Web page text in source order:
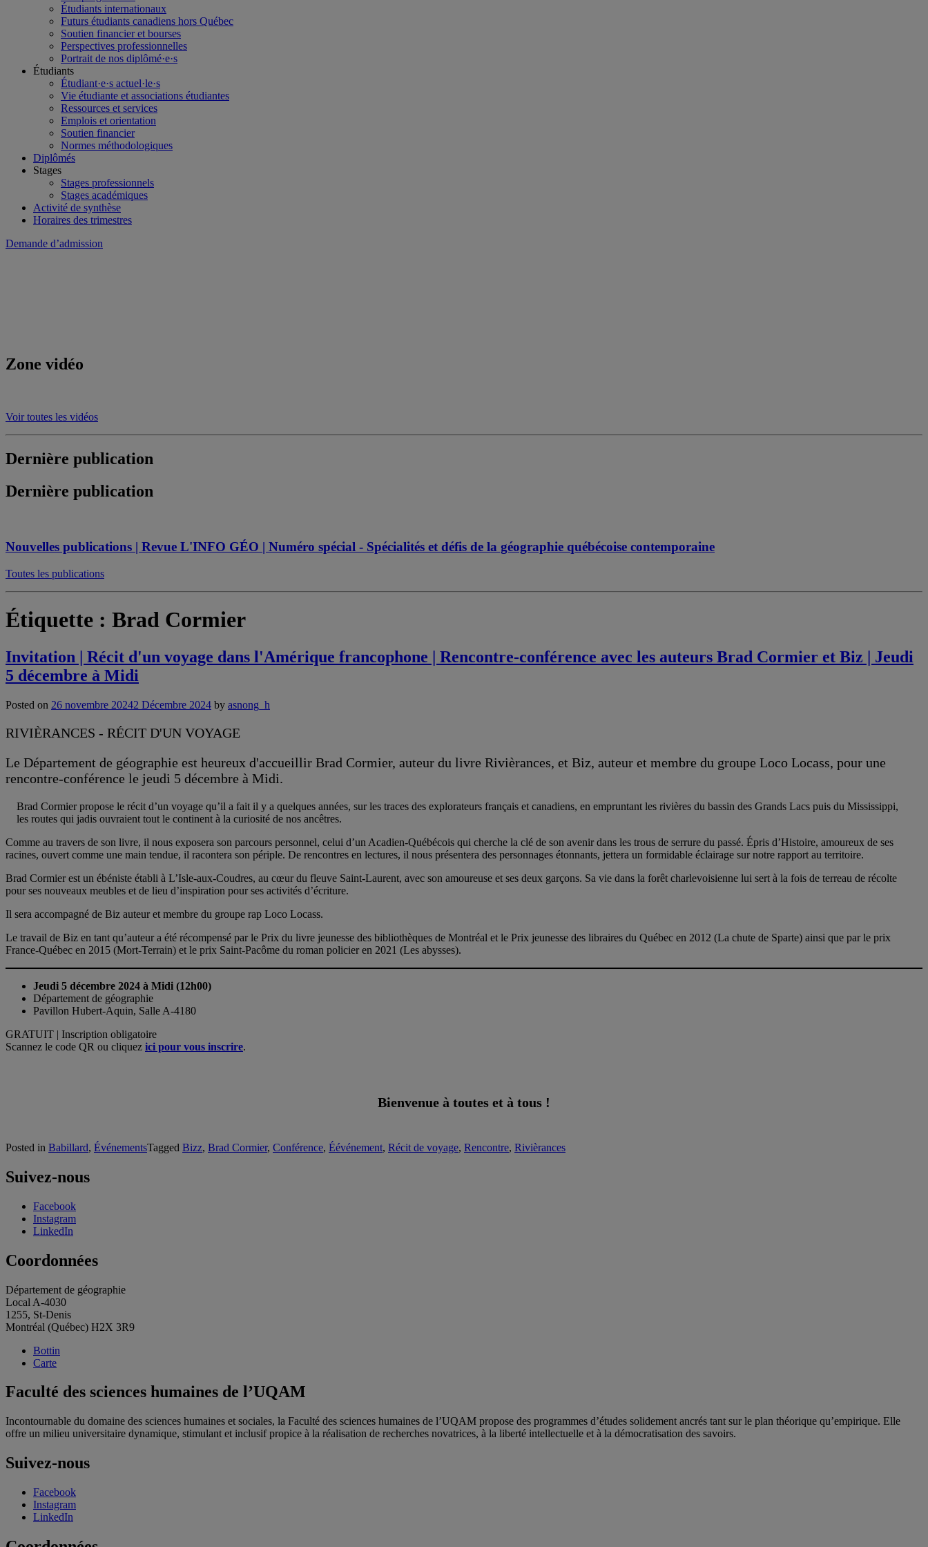
Étudiants internationaux
Futurs étudiants canadiens hors Québec
Soutien financier et bourses
Perspectives professionnelles
Portrait de nos diplômé·e·s
Étudiants
Étudiant·e·s actuel·le·s
Vie étudiante et associations étudiantes
Ressources et services
Emplois et orientation
Soutien financier
Normes méthodologiques
Diplômés
Stages
Stages professionnels
Stages académiques
Activité de synthèse
Horaires des trimestres
Demande d’admission
Zone vidéo
Voir toutes les vidéos
Dernière publication
Dernière publication
Nouvelles publications | Revue L'INFO GÉO | Numéro spécial - Spécialités et défis de la géographie québécoise contemporaine
Toutes les publications
Étiquette : Brad Cormier
Invitation | Récit d'un voyage dans l'Amérique francophone | Rencontre-conférence avec les auteurs Brad Cormier et Biz | Jeudi
5 décembre à Midi
Posted on 26 novembre 20242 Décembre 2024 by asnong_h
RIVIÈRANCES - RÉCIT D'UN VOYAGE
Le Département de géographie est heureux d'accueillir Brad Cormier, auteur du livre Rivièrances, et Biz, auteur et membre du groupe Loco Locass, pour une
rencontre-conférence le jeudi 5 décembre à Midi.
Brad Cormier propose le récit d’un voyage qu’il a fait il y a quelques années, sur les traces des explorateurs français et canadiens, en empruntant les rivières du bassin des Grands Lacs puis du Mississippi,
les routes qui jadis ouvraient tout le continent à la curiosité de nos ancêtres.
Comme au travers de son livre, il nous exposera son parcours personnel, celui d’un Acadien-Québécois qui cherche la clé de son avenir dans les trous de serrure du passé. Épris d’Histoire, amoureux de ses
racines, ouvert comme une main tendue, il racontera son périple. De rencontres en lectures, il nous présentera des personnages étonnants, jettera un formidable éclairage sur notre rapport au territoire.
Brad Cormier est un ébéniste établi à L’Isle-aux-Coudres, au cœur du fleuve Saint-Laurent, avec son amoureuse et ses deux garçons. Sa vie dans la forêt charlevoisienne lui sert à la fois de terreau de récolte
pour ses nouveaux meubles et de lieu d’inspiration pour ses activités d’écriture.
Il sera accompagné de Biz auteur et membre du groupe rap Loco Locass.
Le travail de Biz en tant qu’auteur a été récompensé par le Prix du livre jeunesse des bibliothèques de Montréal et le Prix jeunesse des libraires du Québec en 2012 (La chute de Sparte) ainsi que par le prix
France-Québec en 2015 (Mort-Terrain) et le prix Saint-Pacôme du roman policier en 2021 (Les abysses).
Jeudi 5 décembre 2024 à Midi (12h00)
Département de géographie
Pavillon Hubert-Aquin, Salle A-4180
GRATUIT | Inscription obligatoire
Scannez le code QR ou cliquez ici pour vous inscrire.
Bienvenue à toutes et à tous !
Posted in Babillard, ÉvénementsTagged Bizz, Brad Cormier, Conférence, Éévénement, Récit de voyage, Rencontre, Rivièrances
Suivez-nous
Facebook
Instagram
LinkedIn
Coordonnées
Département de géographie
Local A-4030
1255, St-Denis
Montréal (Québec) H2X 3R9
Bottin
Carte
Faculté des sciences humaines de l’UQAM
Incontournable du domaine des sciences humaines et sociales, la Faculté des sciences humaines de l’UQAM propose des programmes d’études solidement ancrés tant sur le plan théorique qu’empirique. Elle
offre un milieu universitaire dynamique, stimulant et inclusif propice à la réalisation de recherches novatrices, à la liberté intellectuelle et à la démocratisation des savoirs.
Suivez-nous
Facebook
Instagram
LinkedIn